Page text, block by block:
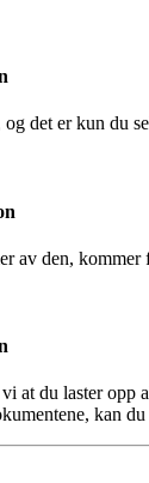
det er kun du
av den,
at du laster opp
kan